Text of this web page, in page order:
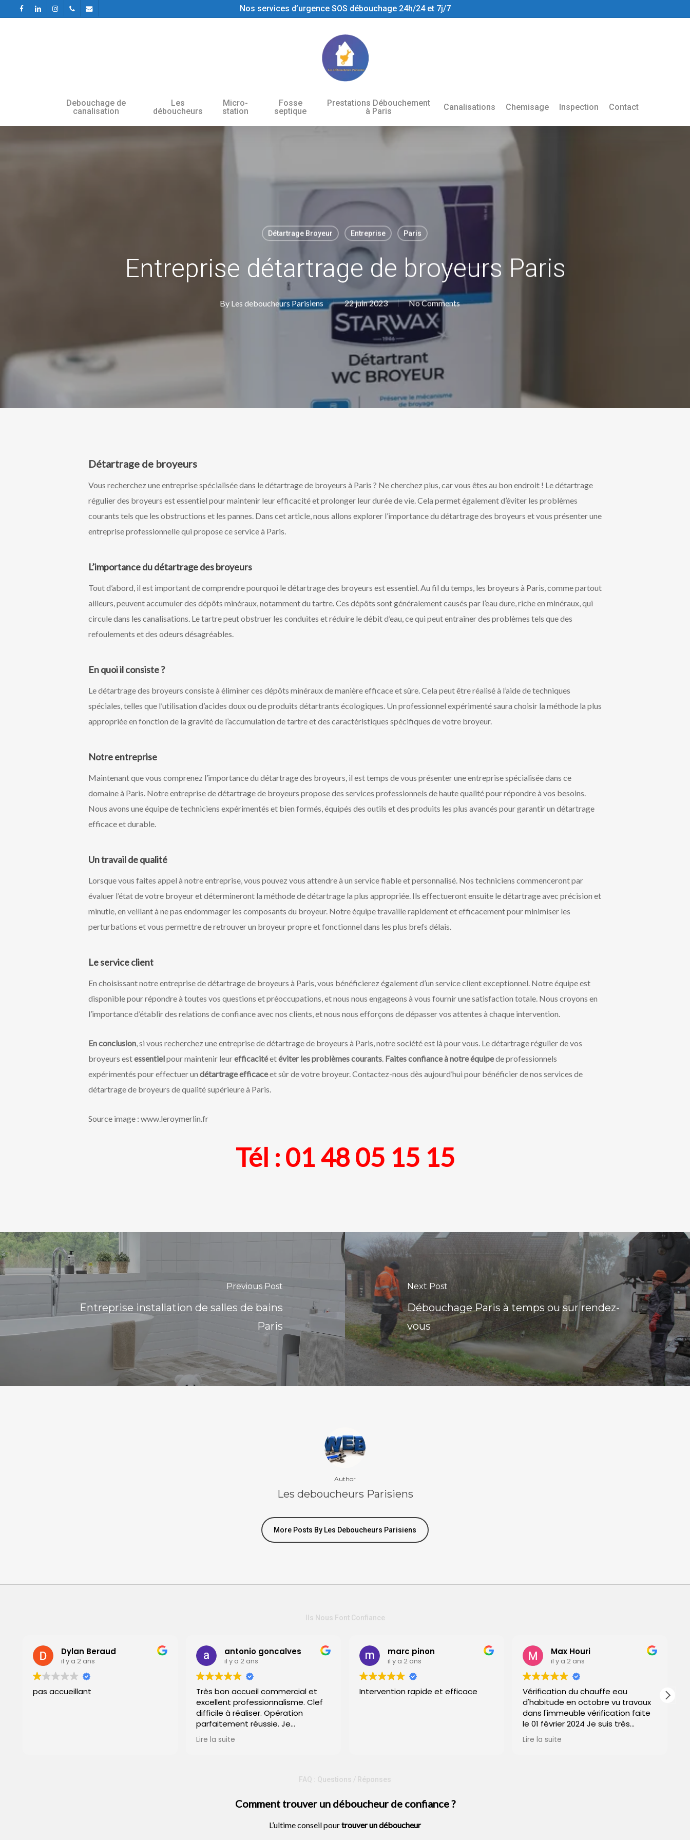
facebooklinkedininstagramphone email Nos services d’urgence SOS débouchage 24h/24 et 7j/7
Debouchage de
canalisation
Les
déboucheurs
Micro-
station
Fosse
septique
Prestations Débouchement
à Paris
Canalisations Chemisage Inspection Contact
Détartrage Broyeur Entreprise Paris
Entreprise détartrage de broyeurs Paris
By Les deboucheurs Parisiens 22 juin 2023 No Comments
Détartrage de broyeurs
Vous recherchez une entreprise spécialisée dans le détartrage de broyeurs à Paris ? Ne cherchez plus, car vous êtes au bon endroit ! Le détartrage
régulier des broyeurs est essentiel pour maintenir leur efficacité et prolonger leur durée de vie. Cela permet également d’éviter les problèmes
courants tels que les obstructions et les pannes. Dans cet article, nous allons explorer l’importance du détartrage des broyeurs et vous présenter une
entreprise professionnelle qui propose ce service à Paris.
L’importance du détartrage des broyeurs
Tout d’abord, il est important de comprendre pourquoi le détartrage des broyeurs est essentiel. Au fil du temps, les broyeurs à Paris, comme partout
ailleurs, peuvent accumuler des dépôts minéraux, notamment du tartre. Ces dépôts sont généralement causés par l’eau dure, riche en minéraux, qui
circule dans les canalisations. Le tartre peut obstruer les conduites et réduire le débit d’eau, ce qui peut entraîner des problèmes tels que des
refoulements et des odeurs désagréables.
En quoi il consiste ?
Le détartrage des broyeurs consiste à éliminer ces dépôts minéraux de manière efficace et sûre. Cela peut être réalisé à l’aide de techniques
spéciales, telles que l’utilisation d’acides doux ou de produits détartrants écologiques. Un professionnel expérimenté saura choisir la méthode la plus
appropriée en fonction de la gravité de l’accumulation de tartre et des caractéristiques spécifiques de votre broyeur.
Notre entreprise
Maintenant que vous comprenez l’importance du détartrage des broyeurs, il est temps de vous présenter une entreprise spécialisée dans ce
domaine à Paris. Notre entreprise de détartrage de broyeurs propose des services professionnels de haute qualité pour répondre à vos besoins.
Nous avons une équipe de techniciens expérimentés et bien formés, équipés des outils et des produits les plus avancés pour garantir un détartrage
efficace et durable.
Un travail de qualité
Lorsque vous faites appel à notre entreprise, vous pouvez vous attendre à un service fiable et personnalisé. Nos techniciens commenceront par
évaluer l’état de votre broyeur et détermineront la méthode de détartrage la plus appropriée. Ils effectueront ensuite le détartrage avec précision et
minutie, en veillant à ne pas endommager les composants du broyeur. Notre équipe travaille rapidement et efficacement pour minimiser les
perturbations et vous permettre de retrouver un broyeur propre et fonctionnel dans les plus brefs délais.
Le service client
En choisissant notre entreprise de détartrage de broyeurs à Paris, vous bénéficierez également d’un service client exceptionnel. Notre équipe est
disponible pour répondre à toutes vos questions et préoccupations, et nous nous engageons à vous fournir une satisfaction totale. Nous croyons en
l’importance d’établir des relations de confiance avec nos clients, et nous nous efforçons de dépasser vos attentes à chaque intervention.
En conclusion, si vous recherchez une entreprise de détartrage de broyeurs à Paris, notre société est là pour vous. Le détartrage régulier de vos
broyeurs estessentielpour maintenir leurefficacitéetéviter les problèmes courants. Faites confiance à notre équipede professionnels
expérimentés pour effectuer un détartrage efficaceet sûr de votre broyeur. Contactez-nous dès aujourd’hui pour bénéficier de nos services de
détartrage de broyeurs de qualité supérieure à Paris.
Source image : www.leroymerlin.fr
Tél : 01 48 05 15 15
Previous Post
Entreprise installation de salles de bains
Paris
Next Post
Débouchage Paris à temps ou sur rendez-
vous
Author
Les deboucheurs Parisiens
More Posts By Les Deboucheurs Parisiens
Les déboucheurs Parisiens. c’est la garantie d’un travail professionnel au
meilleur rapport qualité-prix. Nous sommes à votre disposition à Paris et ses
environs 7j/7 et 24h/24.
Ils Nous Font Confiance
Dylan Beraud
il y a 2 ans
pas accueillant
antonio goncalves
il y a 2 ans
Très bon accueil commercial et
excellent professionnalisme. Clef
difficile à réaliser. Opération
parfaitement réussie. Je
recommande. Merci à eux.
Lire la suite
marc pinon
il y a 2 ans
Intervention rapide et efficace
Max Houri
il y a 2 ans
Vérification du chauffe eau
d'habitude en octobre vu travaux
dans l'immeuble vérification faite
le 01 février 2024 Je suis très
content de cette entreprise délai
et tarif respectés et surtout LE
Lire la suite
FAQ : Questions / Réponses
Comment trouver un déboucheur de confiance ?
L’ultime conseil pourtrouver undéboucheur